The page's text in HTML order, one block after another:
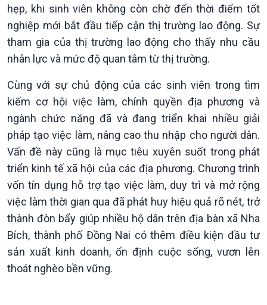
Khởi nghiệp
Tuyên chiến với gian lận
thương mại
Tâm tình biên giới và hải
đảo
Tìm hiểu biển, đảo Việt
Nam
Xã hội
Tin Đời sống & Xã hội
360 độ Sức khỏe
Chuyển đổi Xanh
Tài nguyên và Môi trường
Chuyên gia của bạn
Xã hội chuyển động
Bước chân đến trường
Khoa học & Công nghệ
Tin Khoa học & Công nghệ
Kết nối công nghệ
Sống chung với biến đổi
khí hậu
hẹp, khi sinh viên không còn chờ đến thời điểm tốt
nghiệp mới bắt đầu tiếp cận thị trường lao động. Sự
tham gia của thị trường lao động cho thấy nhu cầu
nhân lực và mức độ quan tâm từ thị trường.
Cùng với sự chủ động của các sinh viên trong tìm
kiếm cơ hội việc làm, chính quyền địa phương và
ngành chức năng đã và đang triển khai nhiều giải
pháp tạo việc làm, nâng cao thu nhập cho người dân.
Vấn đề này cũng là mục tiêu xuyên suốt trong phát
triển kinh tế xã hội của các địa phương. Chương trình
vốn tín dụng hỗ trợ tạo việc làm, duy trì và mở rộng
việc làm thời gian qua đã phát huy hiệu quả rõ nét, trở
thành đòn bẩy giúp nhiều hộ dân trên địa bàn xã Nha
Bích, thành phố Đồng Nai có thêm điều kiện đầu tư
sản xuất kinh doanh, ổn định cuộc sống, vươn lên
thoát nghèo bền vững.